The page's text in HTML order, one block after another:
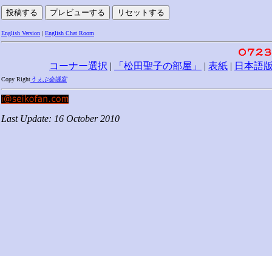
English Version English Chat Room
コーナー選択 | 「松田聖子の部屋」 | 表紙 | 日本語
Copy Right うぇぶ会議室
Last Update: 16 October 2010